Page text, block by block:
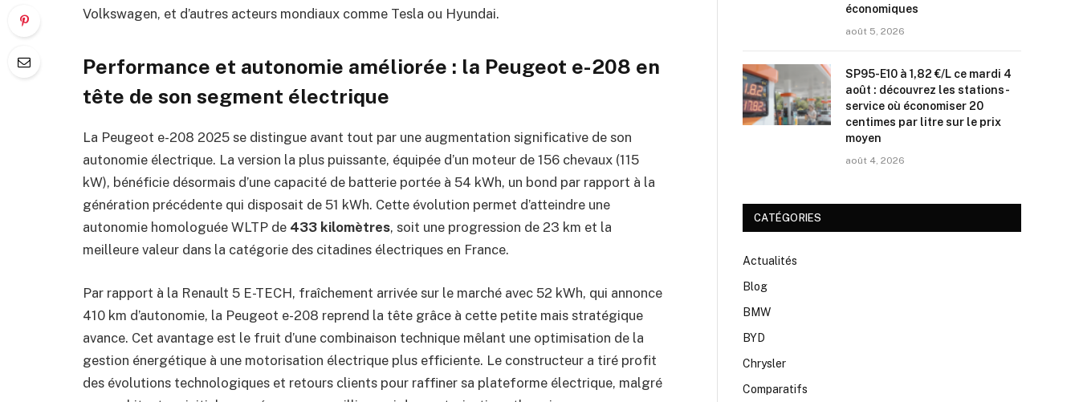
Volkswagen, et d’autres acteurs mondiaux comme Tesla ou Hyundai.
Performance et autonomie améliorée : la Peugeot e-208 en
tête de son segment électrique
La Peugeot e-208 2025 se distingue avant tout par une augmentation significative de son
autonomie électrique. La version la plus puissante, équipée d’un moteur de 156 chevaux (115
kW), bénéficie désormais d’une capacité de batterie portée à 54 kWh, un bond par rapport à la
génération précédente qui disposait de 51 kWh. Cette évolution permet d’atteindre une
autonomie homologuée WLTP de 433 kilomètres, soit une progression de 23 km et la
meilleure valeur dans la catégorie des citadines électriques en France.
Par rapport à la Renault 5 E-TECH, fraîchement arrivée sur le marché avec 52 kWh, qui annonce
410 km d’autonomie, la Peugeot e-208 reprend la tête grâce à cette petite mais stratégique
avance. Cet avantage est le fruit d’une combinaison technique mêlant une optimisation de la
gestion énergétique à une motorisation électrique plus efficiente. Le constructeur a tiré profit
des évolutions technologiques et retours clients pour raffiner sa plateforme électrique, malgré
économiques
août 5, 2026
SP95-E10 à 1,82 €/L ce mardi 4
août : découvrez les stations-
service où économiser 20
centimes par litre sur le prix
moyen
août 4, 2026
CATÉGORIES
Actualités
Blog
BMW
BYD
Chrysler
Comparatifs